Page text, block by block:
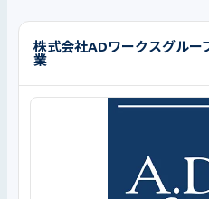
株式会社ADワークスグルー
業